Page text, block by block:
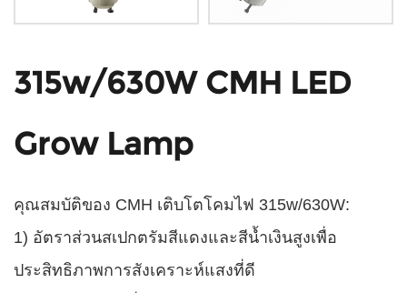
315w/630W CMH LED
Grow Lamp
คุณสมบัติของ CMH เติบโตโคมไฟ 315w/630W:
1) อัตราส่วนสเปกตรัมสีแดงและสีน้ำเงินสูงเพื่อ
ประสิทธิภาพการสังเคราะห์แสงที่ดี